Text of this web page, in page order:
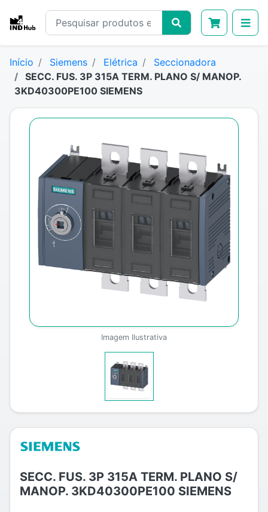
Início Siemens Elétrica
Seccionadora
SECC. FUS. 3P 315A TERM. PLANO S/ MANOP.
3KD40300PE100 SIEMENS
Imagem Ilustrativa
SECC. FUS. 3P 315A TERM. PLANO S/
MANOP. 3KD40300PE100 SIEMENS